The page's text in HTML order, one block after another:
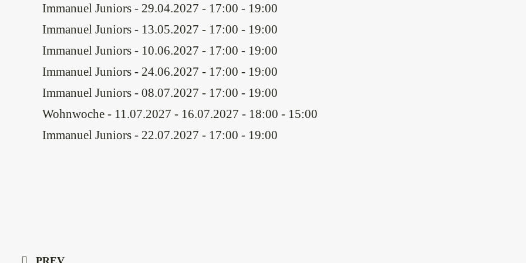
Immanuel Juniors - 29.04.2027 - 17:00 - 19:00
Immanuel Juniors - 13.05.2027 - 17:00 - 19:00
Immanuel Juniors - 10.06.2027 - 17:00 - 19:00
Immanuel Juniors - 24.06.2027 - 17:00 - 19:00
Immanuel Juniors - 08.07.2027 - 17:00 - 19:00
Wohnwoche - 11.07.2027 - 16.07.2027 - 18:00 - 15:00
Immanuel Juniors - 22.07.2027 - 17:00 - 19:00
PREV